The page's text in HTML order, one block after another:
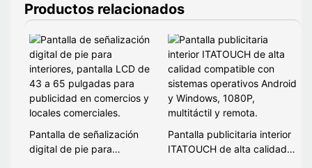
Productos relacionados
Pantalla de señalización
digital de pie para
Pantalla publicitaria interior
ITATOUCH de alta calidad